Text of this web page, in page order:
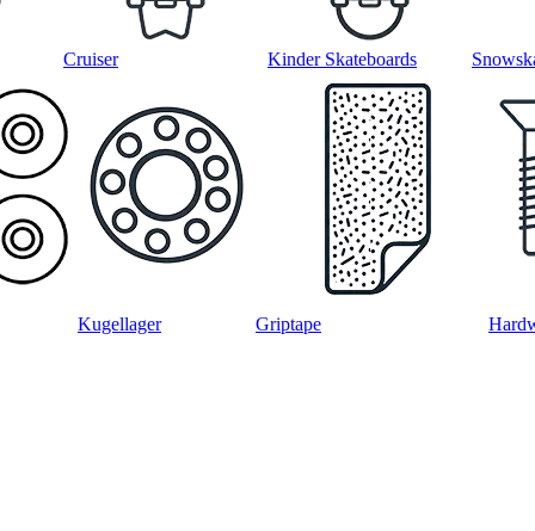
Cruiser Kinder Skateboards
Kugellager Griptape